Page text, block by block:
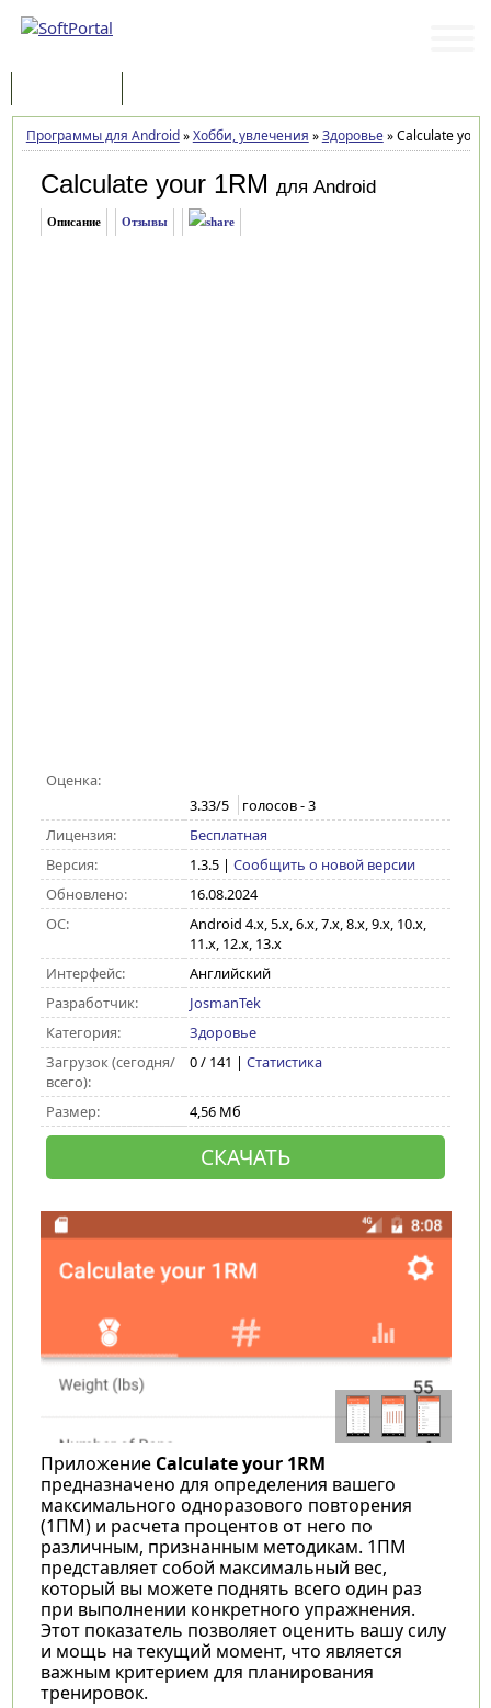
Программы для Android»Хобби, увлечения »Здоровье»Calculate your
Calculate your 1RM для Android
Описание Отзывы
Оценка:
3.33/5 голосов -3
Лицензия:
Бесплатная
Версия:
1.3.5| Сообщить о новой версии
Обновлено:
16.08.2024
ОС:
Android 4.x, 5.x, 6.x, 7.x, 8.x, 9.x, 10.x,
11.x, 12.x, 13.x
Интерфейс:
Английский
Разработчик:
JosmanTek
Категория:
Здоровье
Загрузок (сегодня/
всего):
0 / 141 | Статистика
Размер: 4,56 Мб
СКАЧАТЬ
Приложение Calculate your 1RM
предназначено для определения вашего
максимального одноразового повторения
(1ПМ) и расчета процентов от него по
различным, признанным методикам. 1ПМ
представляет собой максимальный вес,
который вы можете поднять всего один раз
при выполнении конкретного упражнения.
Этот показатель позволяет оценить вашу силу
и мощь на текущий момент, что является
важным критерием для планирования
тренировок.